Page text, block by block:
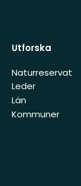
Utforska
Naturreservat
Leder
Län
Kommuner